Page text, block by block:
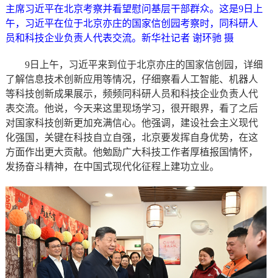
主席习近平在北京考察并看望慰问基层干部群众。这是9日上
午，习近平在位于北京亦庄的国家信创园考察时，同科研人
员和科技企业负责人代表交流。新华社记者 谢环驰 摄
9日上午，习近平来到位于北京亦庄的国家信创园，详细
了解信息技术创新应用等情况，仔细察看人工智能、机器人
等科技创新成果展示，频频同科研人员和科技企业负责人代
表交流。他说，今天来这里现场学习，很开眼界，看了之后
对国家科技创新更加充满信心。他强调，建设社会主义现代
化强国，关键在科技自立自强，北京要发挥自身优势，在这
方面作出更大贡献。他勉励广大科技工作者厚植报国情怀，
发扬奋斗精神，在中国式现代化征程上建功立业。